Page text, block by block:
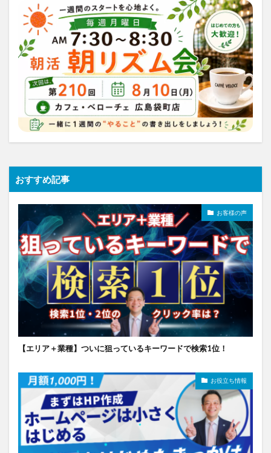
おすすめ記事
お客様の声
【エリア＋業種】ついに狙っているキーワードで検索1位！
お役立ち情報